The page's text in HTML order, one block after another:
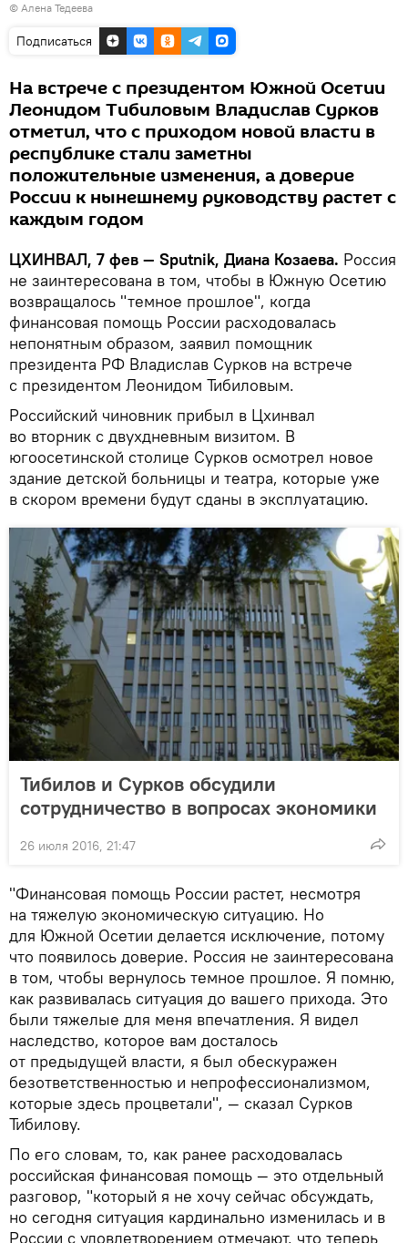
© Алена Тедеева
Подписаться
На встрече с президентом Южной Осетии
Леонидом Тибиловым Владислав Сурков
отметил, что с приходом новой власти в
республике стали заметны
положительные изменения, а доверие
России к нынешнему руководству растет с
каждым годом
ЦХИНВАЛ, 7 фев — Sputnik, Диана Козаева. Россия
не заинтересована в том, чтобы в Южную Осетию
возвращалось "темное прошлое", когда
финансовая помощь России расходовалась
непонятным образом, заявил помощник
президента РФ Владислав Сурков на встрече
с президентом Леонидом Тибиловым.
Российский чиновник прибыл в Цхинвал
во вторник с двухдневным визитом. В
югоосетинской столице Сурков осмотрел новое
здание детской больницы и театра, которые уже
в скором времени будут сданы в эксплуатацию.
Тибилов и Сурков обсудили
сотрудничество в вопросах экономики
26 июля 2016, 21:47
"Финансовая помощь России растет, несмотря
на тяжелую экономическую ситуацию. Но
для Южной Осетии делается исключение, потому
что появилось доверие. Россия не заинтересована
в том, чтобы вернулось темное прошлое. Я помню,
как развивалась ситуация до вашего прихода. Это
были тяжелые для меня впечатления. Я видел
наследство, которое вам досталось
от предыдущей власти, я был обескуражен
безответственностью и непрофессионализмом,
которые здесь процветали", — сказал Сурков
Тибилову.
По его словам, то, как ранее расходовалась
российская финансовая помощь — это отдельный
разговор, "который я не хочу сейчас обсуждать,
но сегодня ситуация кардинально изменилась и в
России с удовлетворением отмечают, что теперь